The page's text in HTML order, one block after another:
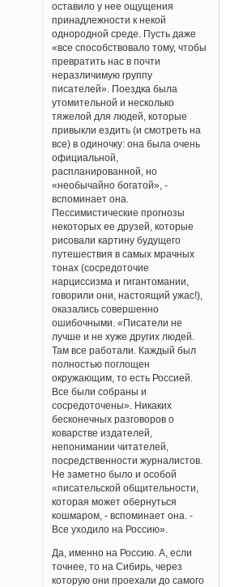
оставило у нее ощущения
принадлежности к некой
однородной среде. Пусть даже
«все способствовало тому, чтобы
превратить нас в почти
неразличимую группу
писателей». Поездка была
утомительной и несколько
тяжелой для людей, которые
привыкли ездить (и смотреть на
все) в одиночку: она была очень
официальной,
распланированной, но
«необычайно богатой», -
вспоминает она.
Пессимистические прогнозы
некоторых ее друзей, которые
рисовали картину будущего
путешествия в самых мрачных
тонах (сосредоточие
нарциссизма и гигантомании,
говорили они, настоящий ужас!),
оказались совершенно
ошибочными. «Писатели не
лучше и не хуже других людей.
Там все работали. Каждый был
полностью поглощен
окружающим, то есть Россией.
Все были собраны и
сосредоточены». Никаких
бесконечных разговоров о
коварстве издателей,
непонимании читателей,
посредственности журналистов.
Не заметно было и особой
«писательской общительности,
которая может обернуться
кошмаром, - вспоминает она. -
Все уходило на Россию».
Да, именно на Россию. А, если
точнее, то на Сибирь, через
которую они проехали до самого